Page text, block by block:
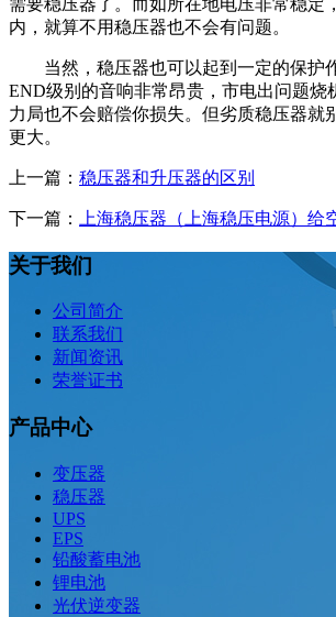
需要稳压器了。而如所在地电压非常稳定
内，就算不用稳压器也不会有问题。
当然，稳压器也可以起到一定的保护
END级别的音响非常昂贵，市电出问题烧
力局也不会赔偿你损失。但劣质稳压器就
更大。
上一篇： 稳压器和升压器的区别
下一篇： 上海稳压器（上海稳压电源）给
关于我们
公司简介
联系我们
新闻资讯
荣誉证书
产品中心
变压器
稳压器
UPS
EPS
铅酸蓄电池
锂电池
光伏逆变器